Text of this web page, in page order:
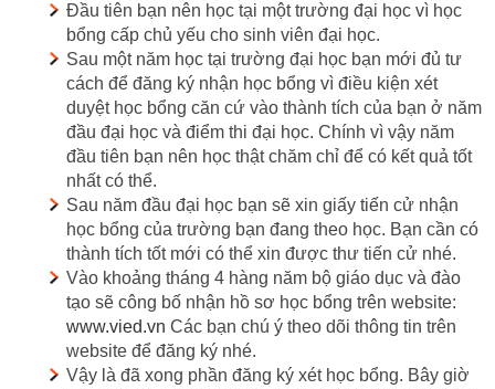
Đầu tiên bạn nên học tại một trường đại học vì học
bổng cấp chủ yếu cho sinh viên đại học.
Sau một năm học tại trường đại học bạn mới đủ tư
cách để đăng ký nhận học bổng vì điều kiện xét
duyệt học bổng căn cứ vào thành tích của bạn ở năm
đầu đại học và điểm thi đại học. Chính vì vậy năm
đầu tiên bạn nên học thật chăm chỉ để có kết quả tốt
nhất có thể.
Sau năm đầu đại học bạn sẽ xin giấy tiến cử nhận
học bổng của trường bạn đang theo học. Bạn cần có
thành tích tốt mới có thể xin được thư tiến cử nhé.
Vào khoảng tháng 4 hàng năm bộ giáo dục và đào
tạo sẽ công bố nhận hồ sơ học bổng trên website:
www.vied.vn Các bạn chú ý theo dõi thông tin trên
website để đăng ký nhé.
Vậy là đã xong phần đăng ký xét học bổng. Bây giờ